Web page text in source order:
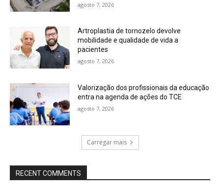
agosto 7, 2026
Artroplastia de tornozelo devolve
mobilidade e qualidade de vida a
pacientes
agosto 7, 2026
Valorização dos profissionais da educação
entra na agenda de ações do TCE
agosto 7, 2026
Carregar mais
RECENT COMMENTS